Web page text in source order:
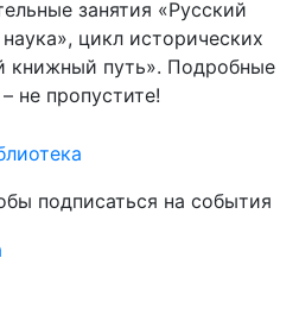
занятия «Русский
цикл исторических
книжный путь». Подробные
– не пропустите!
подписаться на события